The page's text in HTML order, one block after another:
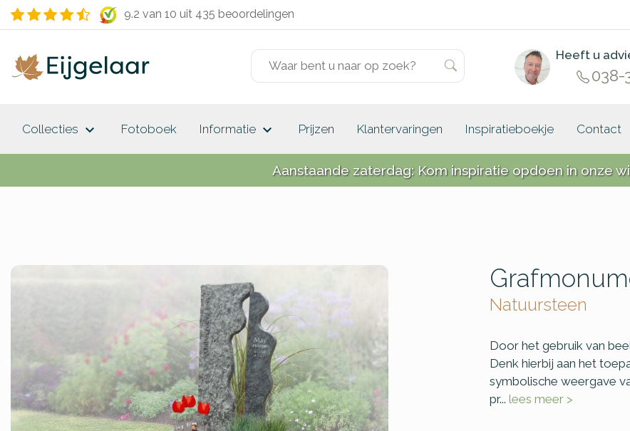
9.2 van 10 uit 435 beoordelingen
Heeft u
038-
Collecties keyboard_arrow_down Fotoboek Informatie keyboard_arrow_down Prijzen Klantervaringen Inspiratieboekje Contact
Aanstaande zaterdag: Kom inspiratie opdoen in onze
Natuursteen
Door het gebruik van
Denk hierbij aan het
symbolische weergave
pr... lees meer >